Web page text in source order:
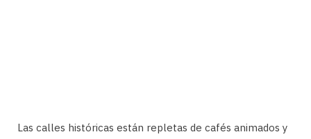
Las calles históricas están repletas de cafés animados y